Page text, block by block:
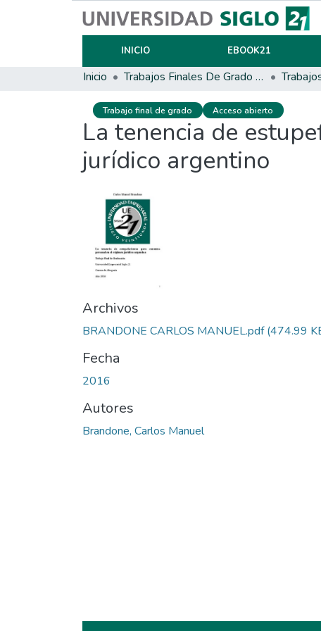
INICIO EBOOK21
Inicio Trabajos Finales De Grado Y Posgrado
Trabajo final de grado Acceso abierto
La tenencia de
jurídico argentino
Archivos
BRANDONE CARLOS MANUEL.pdf(474.99
Fecha
2016
Autores
Brandone, Carlos Manuel